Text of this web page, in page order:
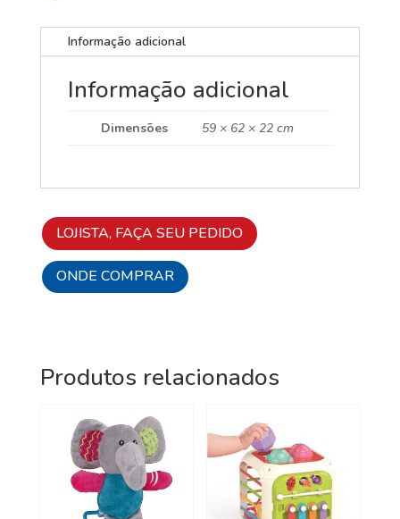
Informação adicional
Informação adicional
Dimensões 59 × 62 × 22 cm
LOJISTA, FAÇA SEU PEDIDO
ONDE COMPRAR
Produtos relacionados